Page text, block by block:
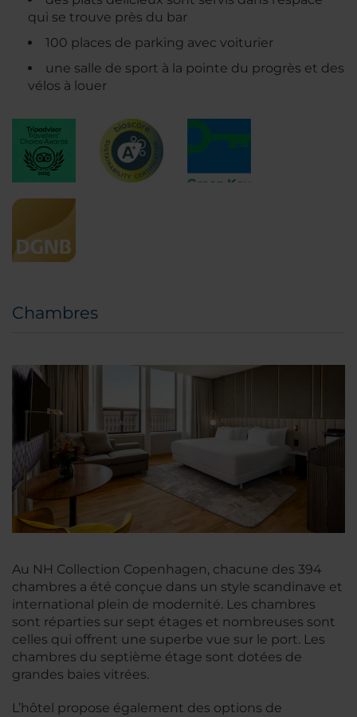
qui se trouve près du bar
100 places de parking avec voiturier
une salle de sport à la pointe du progrès et des
vélos à louer
Chambres
Au NH Collection Copenhagen, chacune des 394
chambres a été conçue dans un style scandinave et
international plein de modernité. Les chambres
sont réparties sur sept étages et nombreuses sont
celles qui offrent une superbe vue sur le port. Les
chambres du septième étage sont dotées de
grandes baies vitrées.
L’hôtel propose également des options de